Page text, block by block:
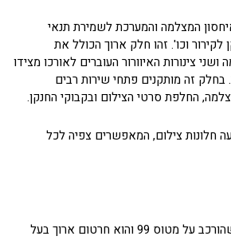
המצלמה והמערכת לשמירת תנאי
לקירור וכו'. זהו חלק ארוך הכולל את
צינורות האיוורור העוברים לאורכו מצידו
זה מותקנים פתחי שירות רבים
החלפת סרטי הצילום ובקבוקי החנקן.
חלונות צילום, המאפשרים צפיה לכל
זהו חרטום צילום יעודי שהורכב על מטוס 99 והוא חרטום ארוך בעל